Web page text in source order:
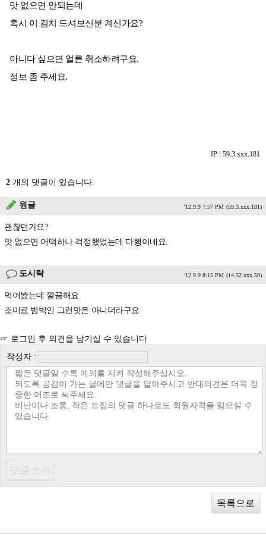
맛 없으면 안되는데
혹시 이 김치 드셔보신분 계신가요?
아니다 싶으면 얼른 취소하려구요.
정보 좀 주세요.
IP : 59.3.xxx.181
2 개의 댓글이 있습니다.
원글 '12.9.9 7:57 PM (59.3.xxx.181)
괜찮던가요?
맛 없으면 어떡하나 걱정했었는데 다행이네요.
도시락 '12.9.9 8:15 PM (14.52.xxx.59)
먹어봤는데 깔끔해요
조미료 범벅인 그런맛은 아니더라구요
☞ 로그인 후 의견을 남기실 수 있습니다
작성자 :
목록으로